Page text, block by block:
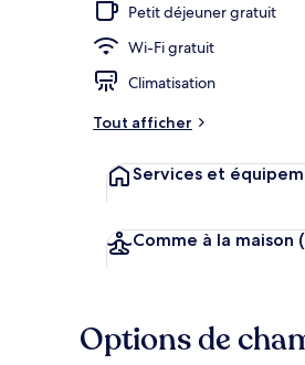
Petit déjeuner gratuit
Wi-Fi gratuit
Climatisation
Tout afficher
Services et
Comme à la maison
Options de